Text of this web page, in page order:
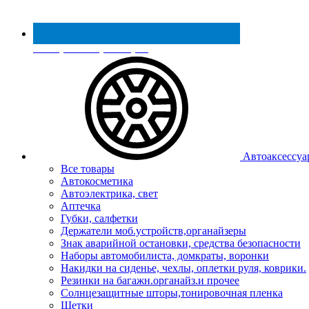
Реестр МинПромТорга
Все товары
Автокосметика
Автоэлектрика, свет
Аптечка
Губки, салфетки
Держатели моб.устройств,органайзеры
Знак аварийной остановки, средства безопасности
Наборы автомобилиста, домкраты, воронки
Накидки на сиденье, чехлы, оплетки руля, коврики.
Резинки на багажн.органайз.и прочее
Солнцезащитные шторы,тонировочная пленка
Щетки